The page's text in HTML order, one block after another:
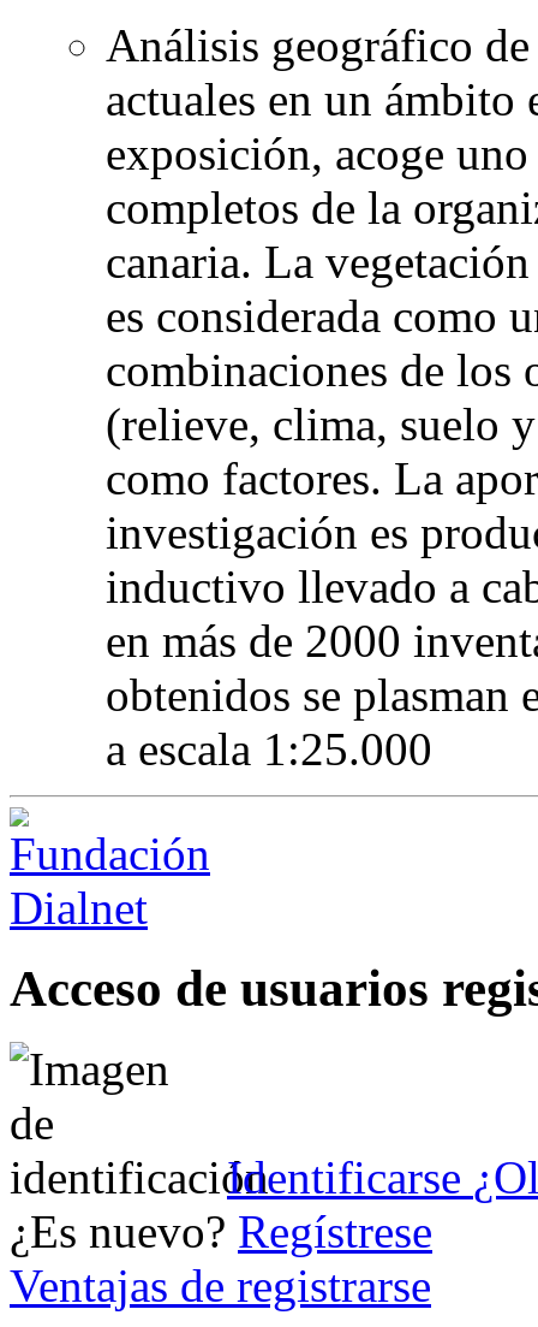
Análisis geográfico
actuales en un
exposición, acoge
completos de la
canaria. La
es considerada como
combinaciones de los
(relieve, clima, suelo
como factores. La
investigación es
inductivo llevado a
en más de 2000
obtenidos se plasman
a escala 1:25.000
Acceso de usuarios
Identificarse
¿Es nuevo? Regístrese
Ventajas de registrarse